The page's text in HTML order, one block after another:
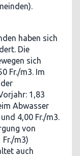
haben sich
Die
sich
Fr./m3. Im
1,83
Abwasser
4,00 Fr./m3.
von
Fr./m3)
auch